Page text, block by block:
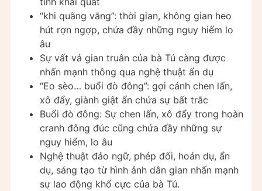
“khi quãng vắng”: thời gian, không gian heo
hút rợn ngợp, chứa đầy những nguy hiểm lo
âu
Sự vất vả gian truân của bà Tú càng được
nhấn mạnh thông qua nghệ thuật ẩn dụ
“Eo sèo… buổi đò đông”: gợi cảnh chen lấn,
xô đẩy, giành giật ẩn chứa sự bất trắc
Buổi đò đông: Sự chen lấn, xô đẩy trong hoàn
cranh đông đúc cũng chứa đầy những sự
nguy hiểm, lo âu
Nghệ thuật đảo ngữ, phép đối, hoán dụ, ẩn
dụ, sáng tạo từ hình ảnh dân gian nhấn mạnh
sự lao động khổ cực của bà Tú.